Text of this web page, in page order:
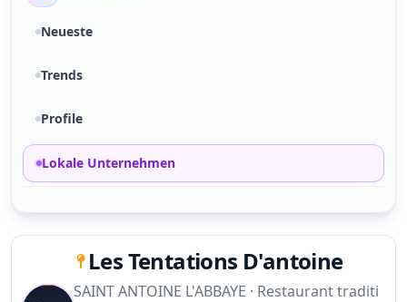
Neueste
Trends
Profile
Lokale Unternehmen
Les Tentations D'antoine
SAINT ANTOINE L'ABBAYE · Restaurant traditi